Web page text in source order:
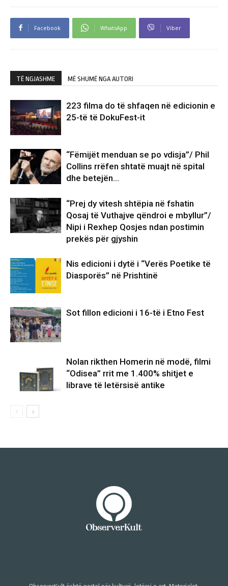
Facebook WhatsApp Viber
TË NGJASHME MË SHUMË NGA AUTORI
223 filma do të shfaqen në edicionin e
25-të të DokuFest-it
“Fëmijët menduan se po vdisja”/ Phil
Collins rrëfen shtatë muajt në spital
dhe betejën…
“Prej dy vitesh shtëpia në fshatin
Qosaj të Vuthajve qëndroi e mbyllur”/
Nipi i Rexhep Qosjes ndan postimin
prekës për gjyshin
Nis edicioni i dytë i “Verës Poetike të
Diasporës” në Prishtinë
Sot fillon edicioni i 16-të i Etno Fest
Nolan rikthen Homerin në modë, filmi
“Odisea” rrit me 1.400% shitjet e
librave të letërsisë antike